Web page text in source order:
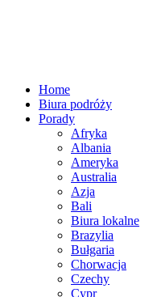
Home
Biura podróży
Porady
Afryka
Albania
Ameryka
Australia
Azja
Bali
Biura lokalne
Brazylia
Bułgaria
Chorwacja
Czechy
Cypr